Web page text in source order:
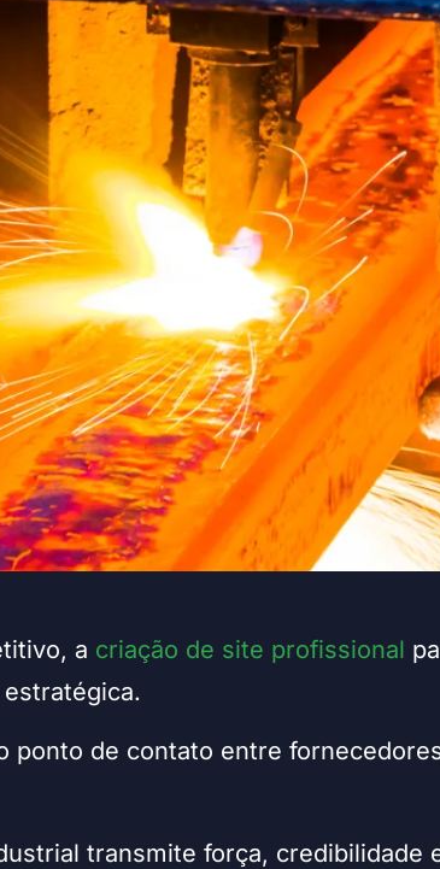
a criação de site profissional
ponto de contato entre
transmite força, credibilidade